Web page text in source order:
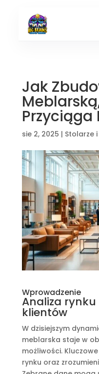
Jak
Przyciąga
sie 2, 2025 | Stolarze
Wprowadzenie
Analiza rynku
klientów
W dzisiejszym
meblarska staje w
możliwości.
rynku oraz